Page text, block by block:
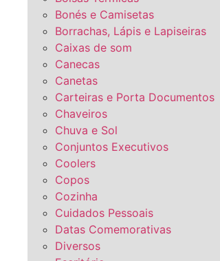
Bonés e Camisetas
Borrachas, Lápis e Lapiseiras
Caixas de som
Canecas
Canetas
Carteiras e Porta Documentos
Chaveiros
Chuva e Sol
Conjuntos Executivos
Coolers
Copos
Cozinha
Cuidados Pessoais
Datas Comemorativas
Diversos